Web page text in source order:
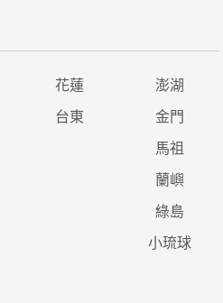
花蓮 澎湖
台東 金門
馬祖
蘭嶼
綠島
小琉球